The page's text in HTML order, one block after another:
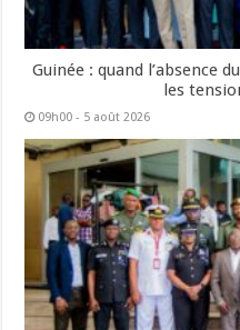
Guinée : quand l’absence
les
09h00 - 5 août 2026